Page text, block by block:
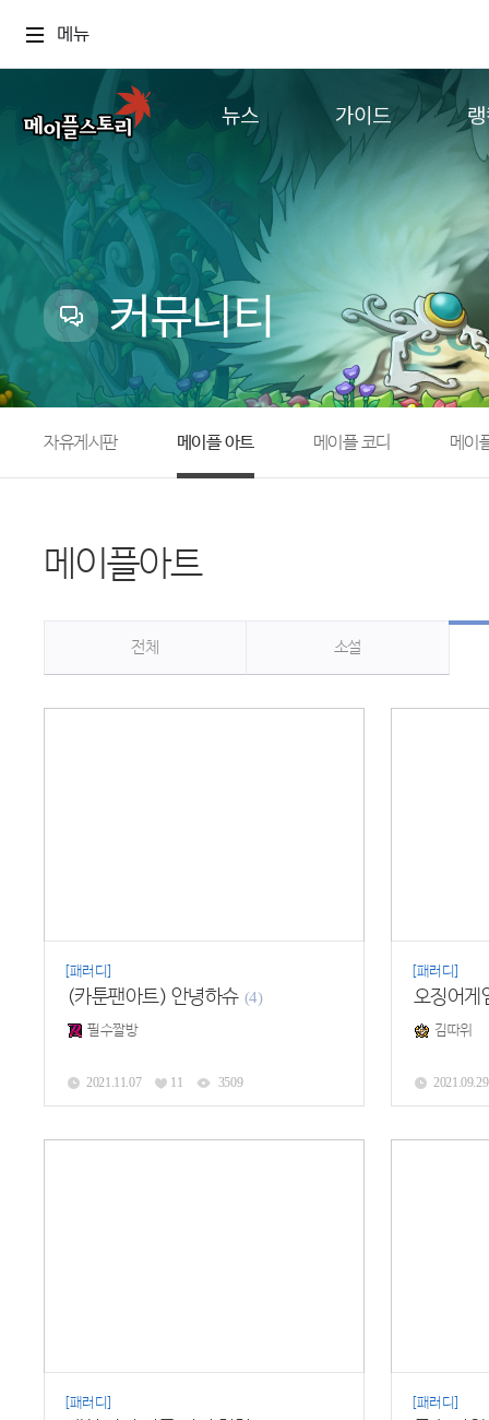
메뉴
뉴스
업데이트
이벤트
캐시샵 공지
메이플 알림판
with maple
가이드
추가정보
컨텐
커뮤니티
자유게시판 메이플 아트 메이플 코디 메이
메이플아트
전체 소설
[패러디]
(카툰팬아트) 안녕하슈 (4)
필수짤방
2021.11.07 11 3509
[패러디]
오징어게
김따위
2021.09.29
[패러디] [패러디]